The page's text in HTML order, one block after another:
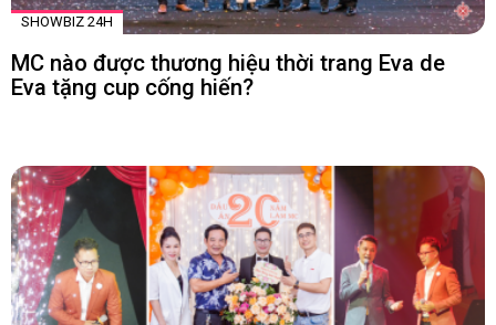
SHOWBIZ 24H
MC nào được thương hiệu thời trang Eva de
Eva tặng cup cống hiến?